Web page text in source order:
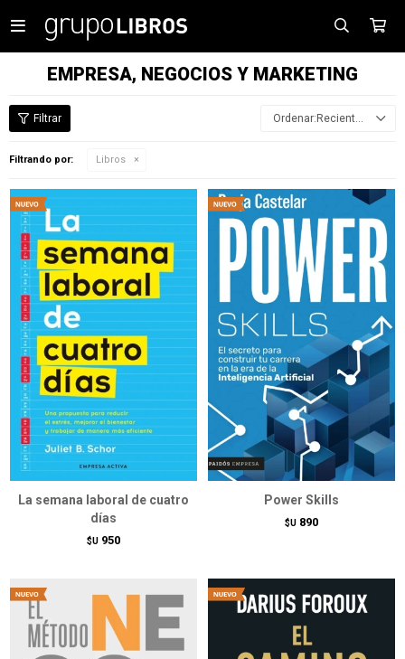

EMPRESA, NEGOCIOS Y MARKETING
Recientes
Filtrando por: Libros
La semana laboral de cuatro
días
$U 950
Power Skills
$U 890